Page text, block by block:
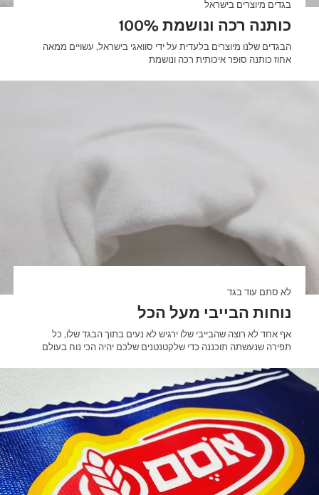
בגדים מיוצרים בישראל
100% כותנה רכה ונושמת
הבגדים שלנו מיוצרים בלעדית על ידי סוואגי בישראל, עשויים ממאה
אחוז כותנה סופר איכותית רכה ונושמת
לא סתם עוד בגד
נוחות הבייבי מעל הכל
אף אחד לא רוצה שהבייבי שלו ירגיש לא נעים בתוך הבגד שלו, כל
תפירה שנעשתה תוכננה כדי שלקטנטנים שלכם יהיה הכי נוח בעולם